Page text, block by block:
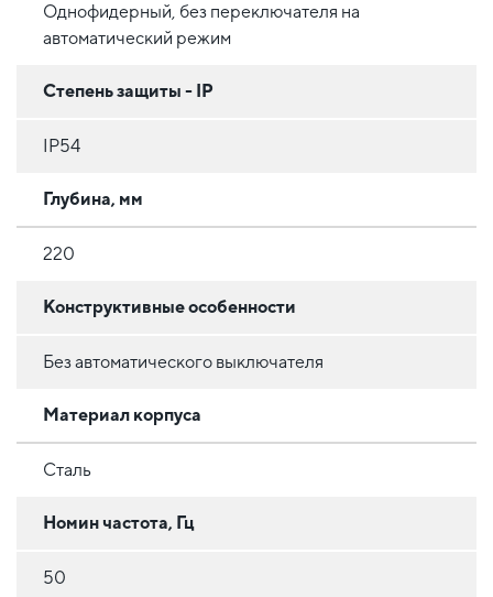
Однофидерный, без переключателя на
автоматический режим
Степень защиты - IP
IP54
Глубина, мм
220
Конструктивные особенности
Без автоматического выключателя
Материал корпуса
Сталь
Номин частота, Гц
50